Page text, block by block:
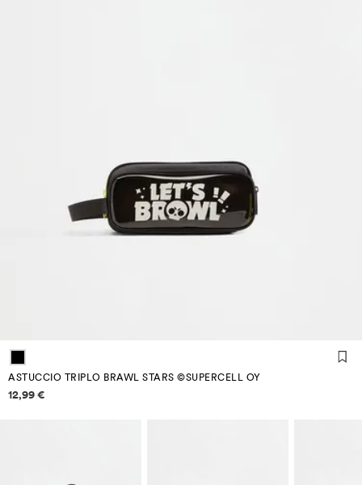
ASTUCCIO TRIPLO BRAWL STARS ©SUPERCELL OY
Informazioni sui prezzi
12,99 €